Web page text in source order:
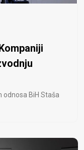
odnosa BiH Staša